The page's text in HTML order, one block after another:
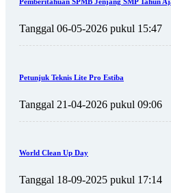
Tanggal 06-05-2026 pukul 15:47
Petunjuk Teknis Lite Pro Estiba
Tanggal 21-04-2026 pukul 09:06
World Clean Up Day
Tanggal 18-09-2025 pukul 17:14